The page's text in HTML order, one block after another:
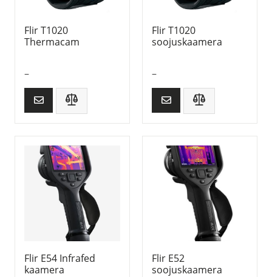
Flir T1020
Thermacam
–
Flir T1020
soojuskaamera
–
Flir E54 Infrafed
kaamera
Flir E52
soojuskaamera